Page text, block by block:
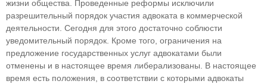
жизни общества. Проведенные реформы исклю­чили
разрешительный порядок участия адвоката в коммерческой
деятельности. Сегодня для этого достаточно соблюсти
уведомительный порядок. Кроме того, ограничения на
предложение госу­дарственных услуг адвокатами были
отменены и в настоящее время либерализованы. В настоящее
время есть положения, в соответствии с которыми адвокаты